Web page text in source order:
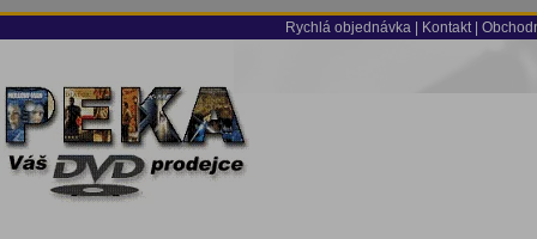
Rychlá objednávka Kontakt